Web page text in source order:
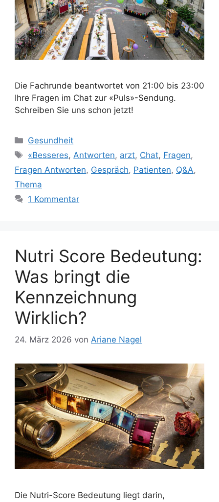
Die Fachrunde beantwortet von 21:00 bis 23:00
Ihre Fragen im Chat zur «Puls»-Sendung.
Schreiben Sie uns schon jetzt!
Kategorien
Gesundheit
Schlagwörter
«Besseres,Antworten, arzt, Chat, Fragen,
Fragen Antworten, Gespräch, Patienten, Q&A,
Thema
1 Kommentar
Nutri Score Bedeutung:
Was bringt die
Kennzeichnung
Wirklich?
24. März 2026 von Ariane Nagel
Die Nutri-Score Bedeutung liegt darin,